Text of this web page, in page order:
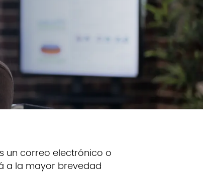
un correo electrónico o
a la mayor brevedad